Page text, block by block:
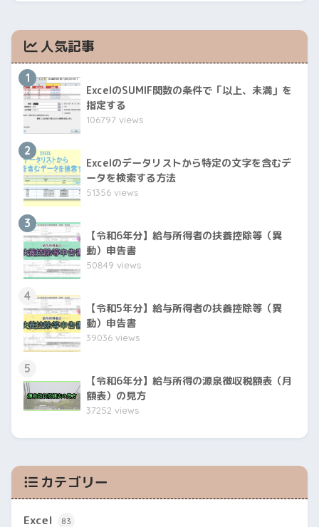
人気記事
1
ExcelのSUMIF関数の条件で「以上、未満」を
指定する
106797 views
2
Excelのデータリストから特定の文字を含むデ
ータを検索する方法
51356 views
3
【令和6年分】給与所得者の扶養控除等（異
動）申告書
50849 views
4
【令和5年分】給与所得者の扶養控除等（異
動）申告書
39036 views
5
【令和6年分】給与所得の源泉徴収税額表（月
額表）の見方
37252 views
カテゴリー
Excel 83